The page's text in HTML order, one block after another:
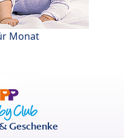
Monat
Geschenke